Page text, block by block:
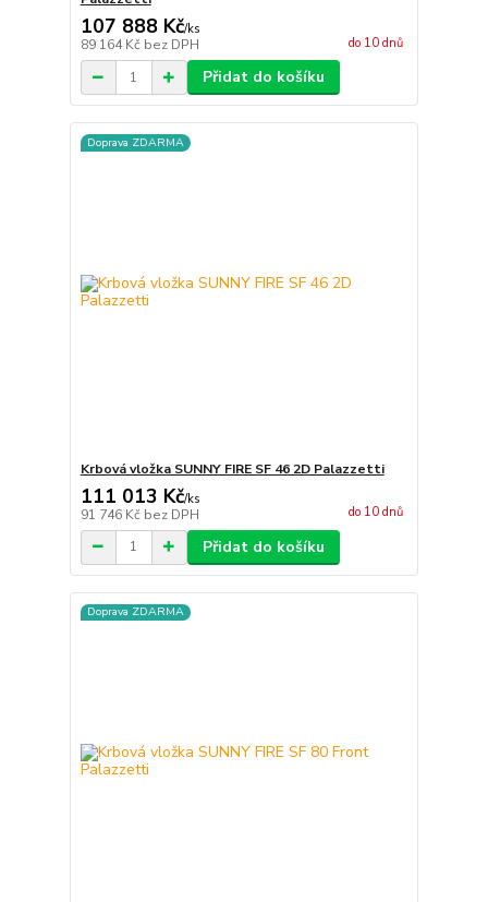
107 888 Kč/ks
89 164 Kč bez DPH do 10 dnů
Přidat do košíku
Doprava ZDARMA
Krbová vložka SUNNY FIRE SF 46 2D Palazzetti
111 013 Kč/ks
91 746 Kč bez DPH do 10 dnů
Přidat do košíku
Doprava ZDARMA